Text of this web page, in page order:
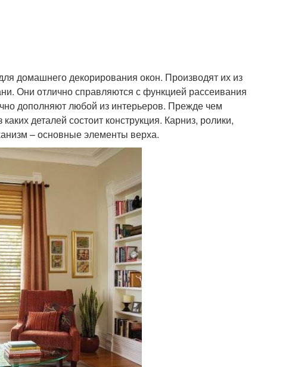
домашнего декорирования окон. Производят их из
Они отлично справляются с функцией рассеивания
дополняют любой из интерьеров. Прежде чем
деталей состоит конструкция. Карниз, ролики,
– основные элементы верха.